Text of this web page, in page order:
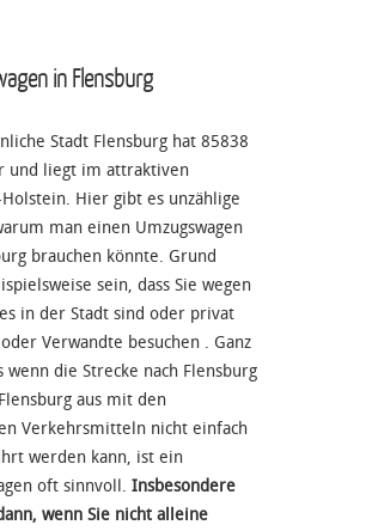
in Flensburg
Stadt Flensburg hat 85838
und liegt im attraktiven
Holstein. Hier gibt es unzählige
man einen Umzugswagen
brauchen könnte. Grund
sein, dass Sie wegen
in der Stadt sind oder privat
Verwandte besuchen . Ganz
wenn die Strecke nach Flensburg
aus mit den
Verkehrsmitteln nicht einfach
werden kann, ist ein
oft sinnvoll. Insbesondere
wenn Sie nicht alleine